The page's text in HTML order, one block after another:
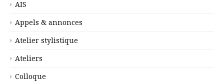
AIS
Appels & annonces
Atelier stylistique
Ateliers
Colloque